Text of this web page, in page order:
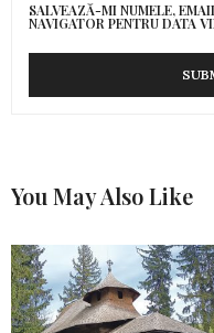
SALVEAZĂ-MI NUMELE,
NAVIGATOR PENTRU DATA
You May Also Like